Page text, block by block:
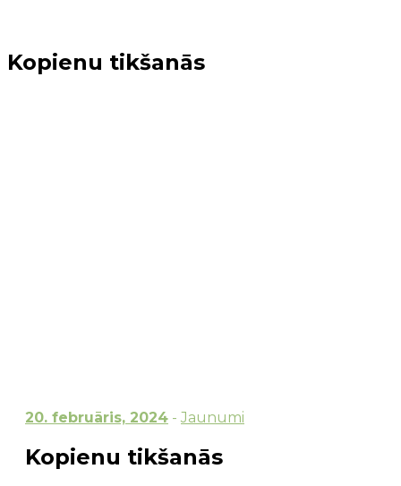
Kopienu tikšanās
20. februāris, 2024 - Jaunumi
Kopienu tikšanās